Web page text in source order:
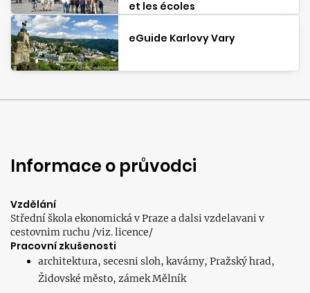
et les écoles
eGuide Karlovy Vary
Informace o průvodci
Vzdělání
Střední škola ekonomická v Praze a dalsi vzdelavani v
cestovnim ruchu /viz. licence/
Pracovní zkušenosti
architektura, secesni sloh, kavárny, Pražský hrad,
Židovské město, zámek Mělník